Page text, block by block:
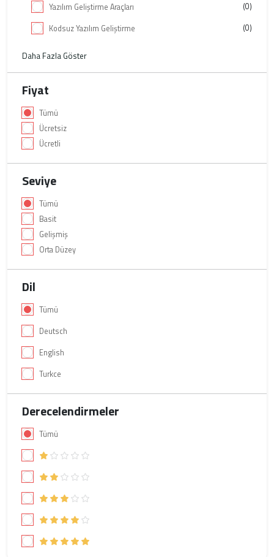
Yazılım Geliştirme Araçları
(0)
Kodsuz Yazılım Geliştirme
(0)
Daha Fazla Göster
Fiyat
Tümü
Ücretsiz
Ücretli
Seviye
Tümü
Basit
Gelişmiş
Orta Düzey
Dil
Tümü
Deutsch
English
Turkce
Derecelendirmeler
Tümü